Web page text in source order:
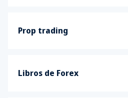
Prop trading
Libros de Forex